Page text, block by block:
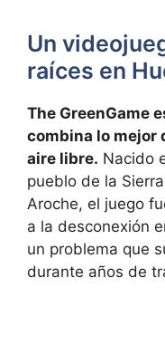
Un
raíces en
The GreenGame
combina lo mejor
aire libre. Nacido
pueblo de la
Aroche, el juego
a la desconexión
un problema que
durante años de